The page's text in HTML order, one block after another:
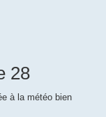
28
à la météo bien